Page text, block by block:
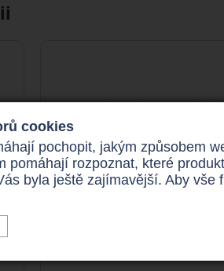
cookies
pochopit, jakým způsobem
pomáhají rozpoznat, které
byla ještě zajímavější. Aby